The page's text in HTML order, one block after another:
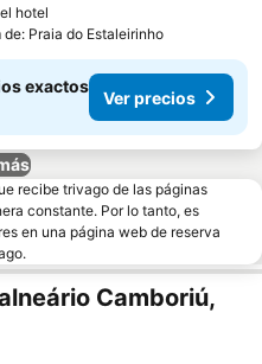
hotel
de: Praia do Estaleirinho
exactos
Ver precios
recibe trivago de las páginas
constante. Por lo tanto, es
en una página web de reserva
Camboriú,